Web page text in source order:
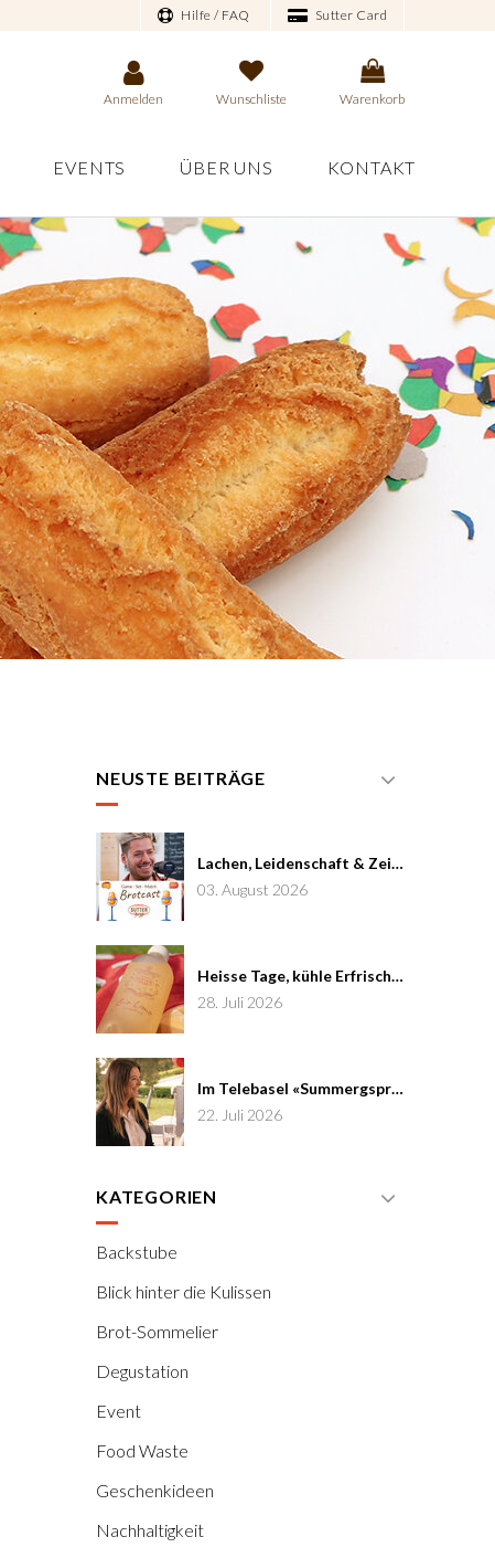
Hilfe / FAQ Sutter Card
Anmelden Wunschliste Warenkorb
EVENTS ÜBER UNS KONTAKT
NEUSTE BEITRÄGE
Lachen, Leidenschaft & Zeit: Joël von Mutzenbecher im Brotcast #7
03. August 2026
Heisse Tage, kühle Erfrischung
28. Juli 2026
Im Telebasel «Summergspröch» zu Gast
22. Juli 2026
KATEGORIEN
Backstube
Blick hinter die Kulissen
Brot-Sommelier
Degustation
Event
Food Waste
Geschenkideen
Nachhaltigkeit